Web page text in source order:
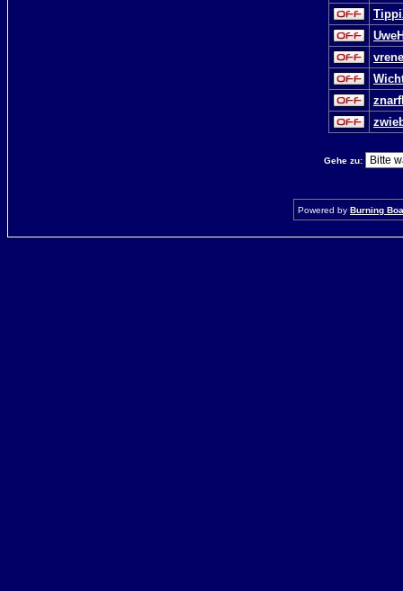
Gehe zu:
Powered by Burning